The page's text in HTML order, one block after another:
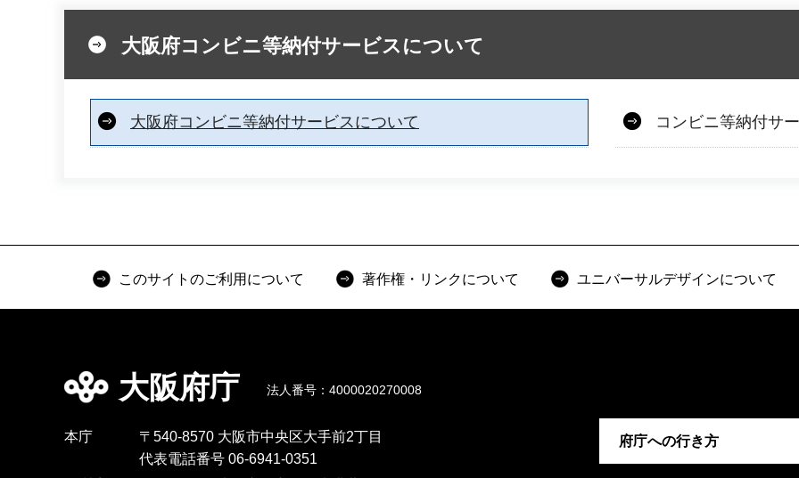
大阪府コンビニ等納付サービスについて
大阪府コンビニ等納付サービスについて コンビニ等納付サ
このサイトのご利用について 著作権・リンクについて ユニバーサルデザインについて
大阪府庁 法人番号：4000020270008
本庁
〒540-8570 大阪市中央区大手前2丁目
代表電話番号 06-6941-0351
府庁への行き方